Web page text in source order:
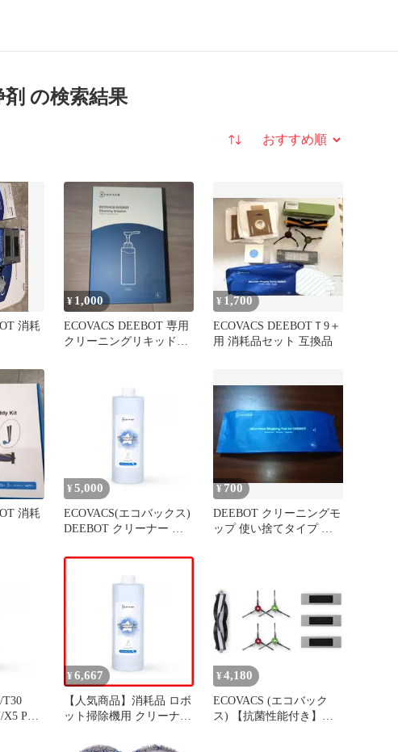
の検索結果
並び替え
消耗
¥ 1,000
ECOVACS DEEBOT 専用
クリーニングリキッド
¥ 1,700
ECOVACS DEEBOTＴ9＋
用 消耗品セット 互換品
消耗
¥ 5,000
ECOVACS(エコバックス)
DEEBOT クリーナー ロ
専用洗浄剤（1L）T50
OMNI／T80 OMNI／X11
¥ 700
DEEBOT クリーニングモ
ップ 使い捨てタイプ マ
T30
PRO
¥ 6,667
【人気商品】消耗品 ロボ
ット掃除機用 クリーナー
TURBO/X1 OMNI/X1
¥ 4,180
ECOVACS (エコバック
ス) 【抗菌性能付き】